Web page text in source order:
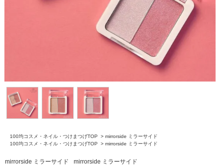
100均コスメ・ネイル・つけまつげTOP > mirrorside ミラーサイド
100均コスメ・ネイル・つけまつげTOP
> mirrorside ミラーサイド
mirrorside ミラーサイド mirrorside ミラーサイド